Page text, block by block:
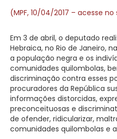
(MPF, 10/04/2017 – acesse
Em 3 de abril, o deputado
Hebraica, no Rio de Janeiro,
a população negra e os
comunidades quilombolas,
discriminação contra esses
procuradores da República
informações distorcidas,
preconceituosas e
de ofender, ridicularizar,
comunidades quilombolas e